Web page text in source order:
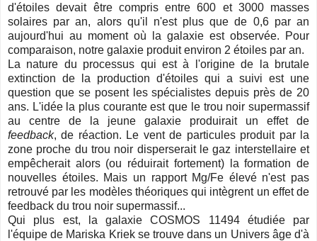
d'étoiles devait être compris entre 600 et 3000 masses
solaires par an, alors qu'il n'est plus que de 0,6 par an
aujourd'hui au moment où la galaxie est observée. Pour
comparaison, notre galaxie produit environ 2 étoiles par an.
La nature du processus qui est à l'origine de la brutale
extinction de la production d'étoiles qui a suivi est une
question que se posent les spécialistes depuis près de 20
ans. L'idée la plus courante est que le trou noir supermassif
au centre de la jeune galaxie produirait un effet de
feedback, de réaction. Le vent de particules produit par la
zone proche du trou noir disperserait le gaz interstellaire et
empêcherait alors (ou réduirait fortement) la formation de
nouvelles étoiles. Mais un rapport Mg/Fe élevé n'est pas
retrouvé par les modèles théoriques qui intègrent un effet de
feedback du trou noir supermassif...
Qui plus est, la galaxie COSMOS 11494 étudiée par
l'équipe de Mariska Kriek se trouve dans un Univers âge d'à